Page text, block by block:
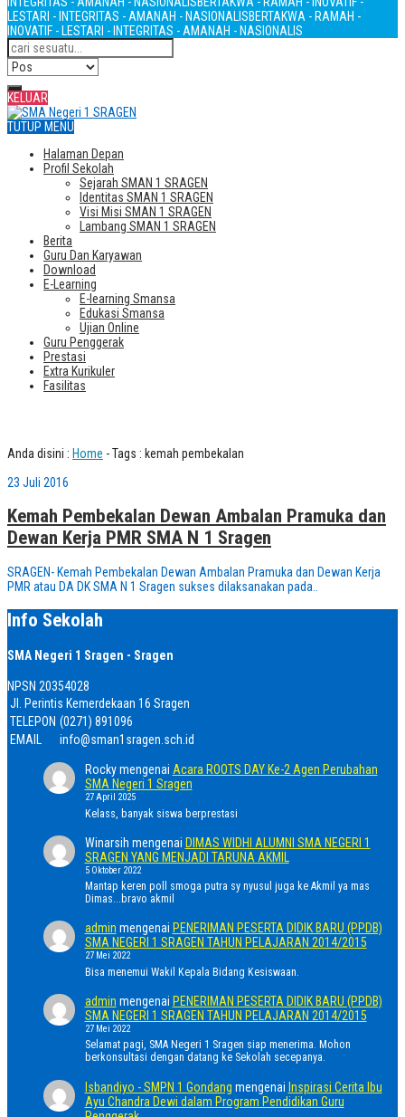
LESTARI - INTEGRITAS - AMANAH - NASIONALISBERTAKWA - RAMAH -
INOVATIF - LESTARI - INTEGRITAS - AMANAH - NASIONALIS
KELUAR
TUTUP MENU
Halaman Depan
Profil Sekolah
Sejarah SMAN 1 SRAGEN
Identitas SMAN 1 SRAGEN
Visi Misi SMAN 1 SRAGEN
Lambang SMAN 1 SRAGEN
Berita
Guru Dan Karyawan
Download
E-Learning
E-learning Smansa
Edukasi Smansa
Ujian Online
Guru Penggerak
Prestasi
Extra Kurikuler
Fasilitas
Anda disini : Home -Tags : kemah pembekalan
23 Juli 2016
Kemah Pembekalan Dewan Ambalan Pramuka dan
Dewan Kerja PMR SMA N 1 Sragen
SRAGEN- Kemah Pembekalan Dewan Ambalan Pramuka dan Dewan Kerja
PMR atau DA DK SMA N 1 Sragen sukses dilaksanakan pada..
Info Sekolah
SMA Negeri 1 Sragen - Sragen
NPSN 20354028
Jl. Perintis Kemerdekaan 16 Sragen
TELEPON (0271) 891096
EMAIL
info@sman1sragen.sch.id
Rockymengenai Acara ROOTS DAY Ke-2 Agen Perubahan
SMA Negeri 1 Sragen
27 April 2025
Kelass, banyak siswa berprestasi
Winarsih mengenai DIMAS WIDHI ALUMNI SMA NEGERI 1
SRAGEN YANG MENJADI TARUNA AKMIL
5 Oktober 2022
Mantap keren poll smoga putra sy nyusul juga ke Akmil ya mas
Dimas...bravo akmil
admin mengenai PENERIMAN PESERTA DIDIK BARU (PPDB)
SMA NEGERI 1 SRAGEN TAHUN PELAJARAN 2014/2015
27 Mei 2022
Bisa menemui Wakil Kepala Bidang Kesiswaan.
admin mengenai PENERIMAN PESERTA DIDIK BARU (PPDB)
SMA NEGERI 1 SRAGEN TAHUN PELAJARAN 2014/2015
27 Mei 2022
Selamat pagi, SMA Negeri 1 Sragen siap menerima. Mohon
berkonsultasi dengan datang ke Sekolah secepanya.
Isbandiyo - SMPN 1 Gondang mengenai Inspirasi Cerita Ibu
Ayu Chandra Dewi dalam Program Pendidikan Guru